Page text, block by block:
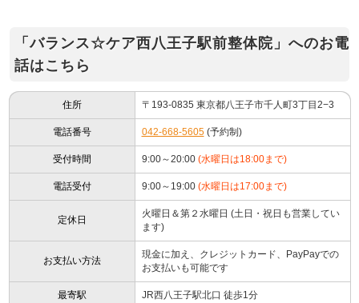
「バランス☆ケア西八王子駅前整体院」へのお電
話はこちら
住所 〒193-0835 東京都八王子市千人町3丁目2−3
電話番号 042-668-5605(予約制)
受付時間 9:00～20:00 (水曜日は18:00まで)
電話受付 9:00～19:00 (水曜日は17:00まで)
定休日
火曜日＆第２水曜日 (土日・祝日も営業してい
ます)
お支払い方法
現金に加え、クレジットカード、PayPayでの
お支払いも可能です
最寄駅 JR西八王子駅北口 徒歩1分